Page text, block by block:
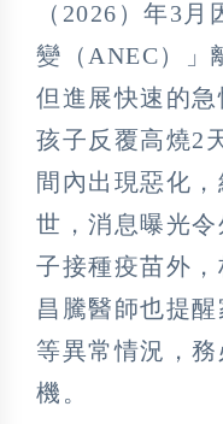
（2026）年3
變（ANEC）」
但進展快速的急
孩子反覆高燒2
間內出現惡化
世，消息曝光
子接種疫苗外
昌騰醫師也提
等異常情況，
機。